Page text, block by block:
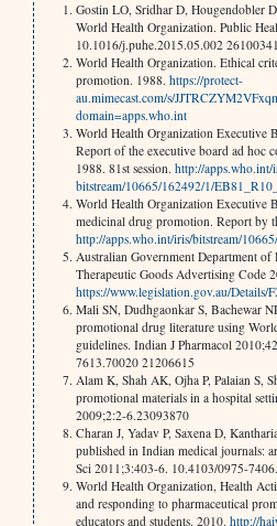
Gostin LO, Sridhar D, Hougendobler
World Health Organization. Public
10.1016/j.puhe.2015.05.002 26100341
World Health Organization. Ethical
promotion. 1988. https://protect-
au.mimecast.com/s/
domain=apps.who.int
World Health Organization Executive
Report of the executive board ad hoc
1988. 81st session. http://apps.who.int/
bitstream/10665/162492/1/
World Health Organization Executive
medicinal drug promotion. Report by
http://apps.who.int/iris/bitstream/
Australian Government Department
Therapeutic Goods Advertising Code
https://www.legislation.gov.au/Details/
Mali SN, Dudhgaonkar S, Bachewar
promotional drug literature using
guidelines. Indian J Pharmacol
7613.70020 21206615
Alam K, Shah AK, Ojha P, Palaian S,
promotional materials in a hospital
2009;2:2-6.23093870
Charan J, Yadav P, Saxena D,
published in Indian medical journals:
Sci 2011;3:403-6. 10.4103/0975-
World Health Organization, Health
and responding to pharmaceutical
educators and students. 2010. http://